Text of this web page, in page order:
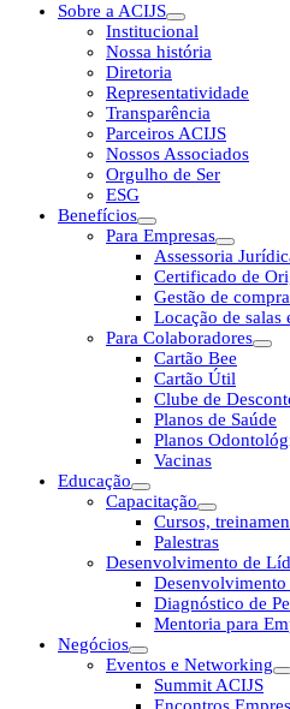
Sobre a ACIJS
Institucional
Nossa história
Diretoria
Representatividade
Transparência
Parceiros ACIJS
Nossos Associados
Orgulho de Ser
ESG
Benefícios
Para Empresas
Assessoria
Certificado de
Gestão de
Locação de
Para Colaboradores
Cartão Bee
Cartão Útil
Clube de
Planos de Saúde
Planos
Vacinas
Educação
Capacitação
Cursos,
Palestras
Desenvolvimento de
Desenvolvimento
Diagnóstico de
Mentoria para
Negócios
Eventos e Networking
Summit ACIJS